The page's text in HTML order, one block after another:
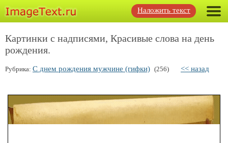
Наложить текст
Картинки с надписями, Красивые слова на день
рождения.
Рубрика: С днем рождения мужчине (гифки) (256) << назад